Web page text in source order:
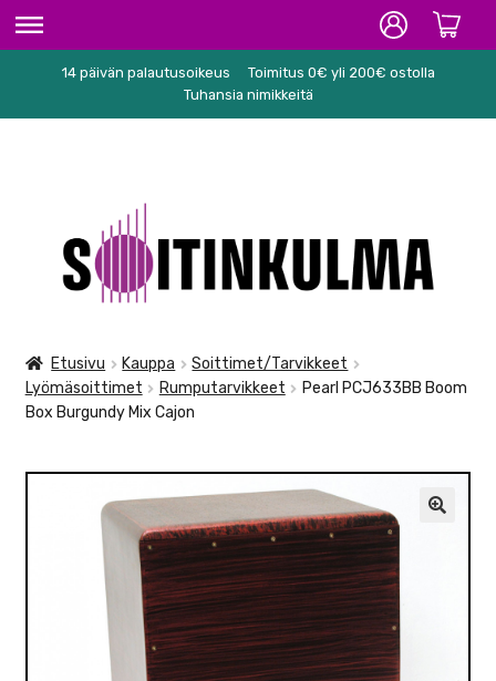
ETUSIVU
KARAOKE
NUOTIT
TARVIKKEET
KÄYTETYT
TARJOUKSET
14 päivän palautusoikeus
Toimitus 0€ yli 200€ ostolla
Tuhansia nimikkeitä
navigointiin
sisältöön
Etusivu Kauppa
Soittimet/Tarvikkeet
Lyömäsoittimet
Rumputarvikkeet
Pearl PCJ633BB Boom
Box Burgundy Mix Cajon